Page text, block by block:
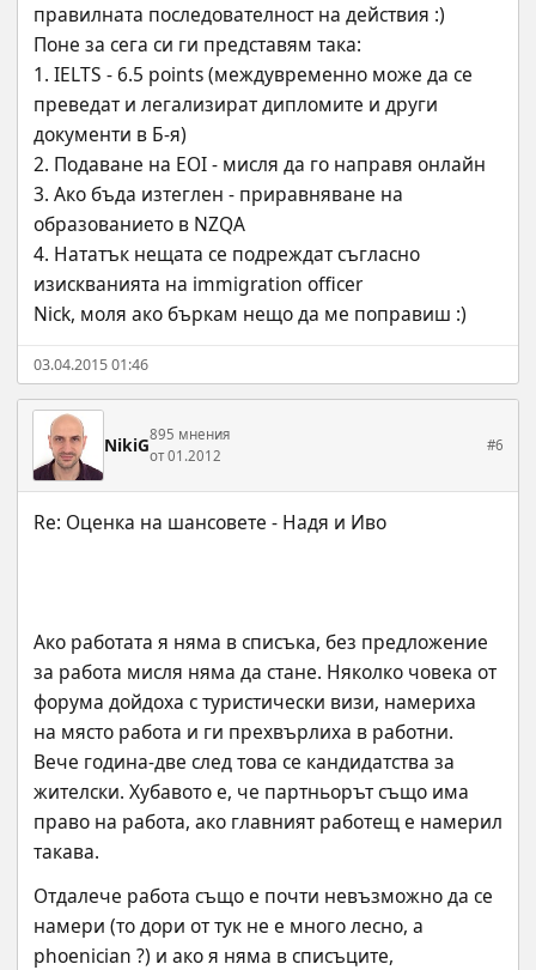
правилната последователност на действия :)
Поне за сега си ги представям така:
1. IELTS - 6.5 points (междувременно може да се
преведат и легализират дипломите и други
документи в Б-я)
2. Подаване на EOI - мисля да го направя онлайн
3. Ако бъда изтеглен - приравняване на
образованието в NZQA
4. Нататък нещата се подреждат съгласно
изискванията на immigration officer
Nick, моля ако бъркам нещо да ме поправиш :)
03.04.2015 01:46
NikiG895 мнения
от 01.2012
#6
Ако работата я няма в списъка, без предложение
за работа мисля няма да стане. Няколко човека от
форума дойдоха с туристически визи, намериха
на място работа и ги прехвърлиха в работни.
Вече година-две след това се кандидатства за
жителски. Хубавото е, че партньорът също има
право на работа, ако главният работещ е намерил
такава.
Отдалече работа също е почти невъзможно да се
намери (то дори от тук не е много лесно, а
phoenician ?) и ако я няма в списъците,